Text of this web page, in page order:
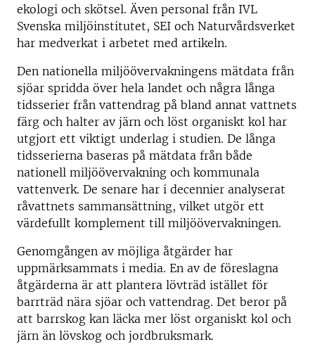
ekologi och skötsel. Även personal från IVL
Svenska miljöinstitutet, SEI och Naturvårdsverket
har medverkat i arbetet med artikeln.
Den nationella miljöövervakningens mätdata från
sjöar spridda över hela landet och några långa
tidsserier från vattendrag på bland annat vattnets
färg och halter av järn och löst organiskt kol har
utgjort ett viktigt underlag i studien. De långa
tidsserierna baseras på mätdata från både
nationell miljöövervakning och kommunala
vattenverk. De senare har i decennier analyserat
råvattnets sammansättning, vilket utgör ett
värdefullt komplement till miljöövervakningen.
Genomgången av möjliga åtgärder har
uppmärksammats i media. En av de föreslagna
åtgärderna är att plantera lövträd istället för
barrträd nära sjöar och vattendrag. Det beror på
att barrskog kan läcka mer löst organiskt kol och
järn än lövskog och jordbruksmark.